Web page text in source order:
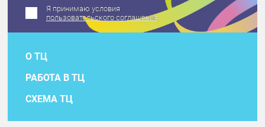
Я принимаю условия
пользовательского соглашения
О ТЦ
РАБОТА В ТЦ
СХЕМА ТЦ